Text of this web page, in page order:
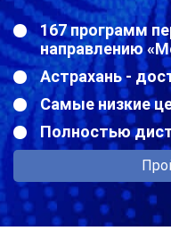
167 программ
направлению
Астрахань -
Самые низкие
Полностью